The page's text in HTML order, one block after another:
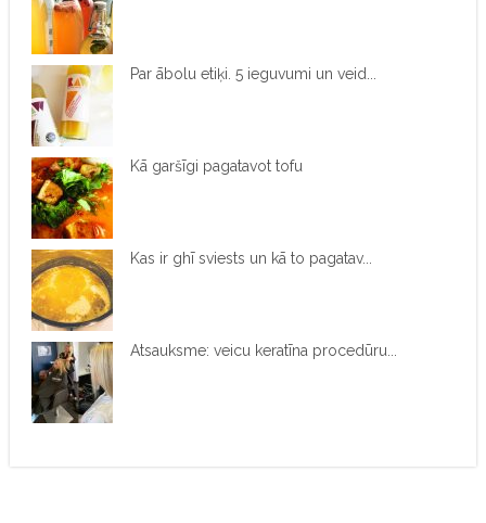
Par ābolu etiķi. 5 ieguvumi un veid...
Kā garšīgi pagatavot tofu
Kas ir ghī sviests un kā to pagatav...
Atsauksme: veicu keratīna procedūru...